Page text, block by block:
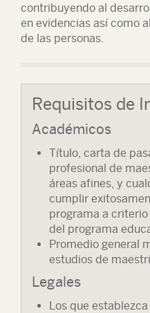
contribuyendo al
en evidencias así como
de las personas.
Requisitos de
Académicos
Título, carta de
profesional de
áreas afines, y
cumplir
programa a
del programa
Promedio general
estudios de
Legales
Los que